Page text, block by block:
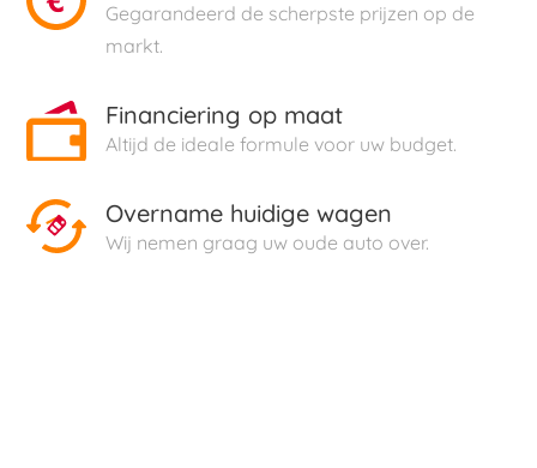
Gegarandeerd de scherpste prijzen op de
markt.
Financiering op maat
Altijd de ideale formule voor uw budget.
Overname huidige wagen
Wij nemen graag uw oude auto over.